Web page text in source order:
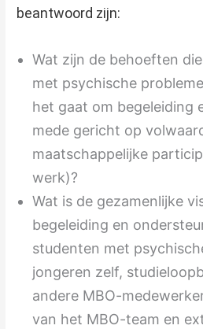
beantwoord zijn:
Wat zijn de behoeften
met psychische
het gaat om begeleiding
mede gericht op
maatschappelijke
werk)?
Wat is de gezamenlijke
begeleiding en
studenten met
jongeren zelf,
andere MBO-
van het MBO-team en